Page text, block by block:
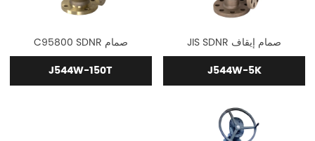
صمام إيقاف JIS SDNR
J544W-5K
صمام C95800 SDNR
J544W-150T